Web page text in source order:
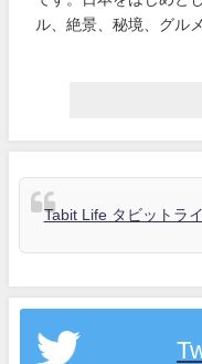
ル、絶景、秘境、グル
Tabit Life タビットラ